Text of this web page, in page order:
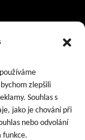
zlepšili
Souhlas s
jako je chování při
nebo odvolání
funkce.